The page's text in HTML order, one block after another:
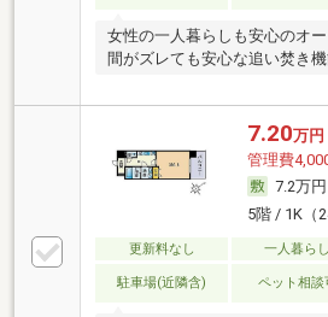
女性の一人暮らしも安心のオ
間がズレても安心な追い焚き機
7.20万円
管理費
7.2万円
5階 / 1K（
更新料なし 一人暮らし
駐車場(近隣含) ペット相談